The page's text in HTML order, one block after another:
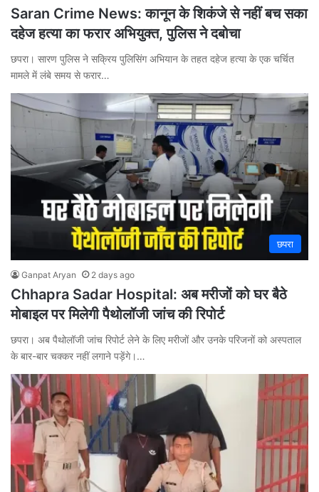
Saran Crime News: कानून के शिकंजे से नहीं बच सका
दहेज हत्या का फरार अभियुक्त, पुलिस ने दबोचा
छपरा। सारण पुलिस ने सक्रिय पुलिसिंग अभियान के तहत दहेज हत्या के एक चर्चित
मामले में लंबे समय से फरार…
छपरा
Ganpat Aryan 2 days ago
Chhapra Sadar Hospital: अब मरीजों को घर बैठे
मोबाइल पर मिलेगी पैथोलॉजी जांच की रिपोर्ट
छपरा। अब पैथोलॉजी जांच रिपोर्ट लेने के लिए मरीजों और उनके परिजनों को अस्पताल
के बार-बार चक्कर नहीं लगाने पड़ेंगे।…